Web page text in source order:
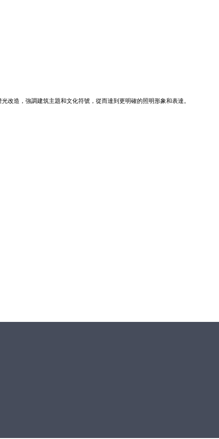
造，強調建筑主題和文化符號，從而達到更明確的照明形象和表達。